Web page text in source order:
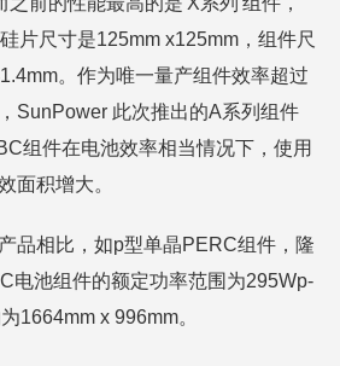
片尺寸是125mm x125mm，组件尺
。作为唯一量产组件效率超过
SunPower 此次推出的A系列组件
组件在电池效率相当情况下，使用
面积增大。
品相比，如p型单晶PERC组件，隆
电池组件的额定功率范围为295Wp-
1664mm x 996mm。